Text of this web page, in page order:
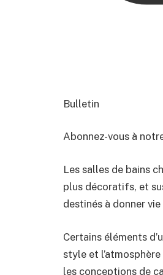
Bulletin
Abonnez-vous à
Les salles de bains
plus décoratifs, et
destinés à donner
Certains éléments
style et
les conceptions de